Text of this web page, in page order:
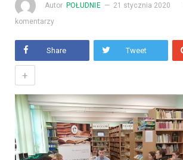
Autor POŁUDNIE 21 stycznia 2020
komentarzy
Share Tweet
+